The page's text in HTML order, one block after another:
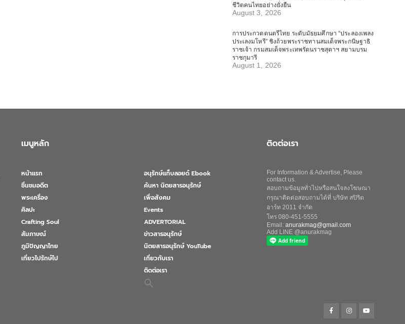
ชีวิตคนไทยอย่างยั่งยืน
August 3, 2026
การประกวดดนตรีไทย ระดับมัธยมศึกษา “ประลองเพลง
ประเลงมโหรี” ชิงถ้วยพระราชทานสมเด็จพระกนิษฐาธิ
ราชเจ้า กรมสมเด็จพระเทพรัตนราชสุดาฯ สยามบรม
ราชกุมารี
August 1, 2026
เมนูหลัก
หน้าแรก
ชื่นชมอดีต
พระเครื่อง
ศิลปะ
Crafting Soul
สัมภาษณ์
ภูมิปัญญาไทย
เที่ยวไปรักษ์ไป
อนุรักษ์แท็บลอยด์ Ebook
ค้นหา นิตยสารอนุรักษ์
เพื่อสังคม
Events
ADVERTORIAL
ข่าวสารอนุรักษ์
นิตยสารอนุรักษ์ YouTube
เกี่ยวกับเรา
ติดต่อเรา
ติดต่อเรา
For Information & Advertise, Please
contact us.
สอบถามข้อมูลทั่วไปหรือสนใจลงโฆษณา
กรุณาติดต่อสอบถามได้ที่ บริษัท สปิริต
อาร์ท 2011 จำกัด
โทร 080-451-5555
Email: anurakmag@gmail.com
Add LINE @anurakmag